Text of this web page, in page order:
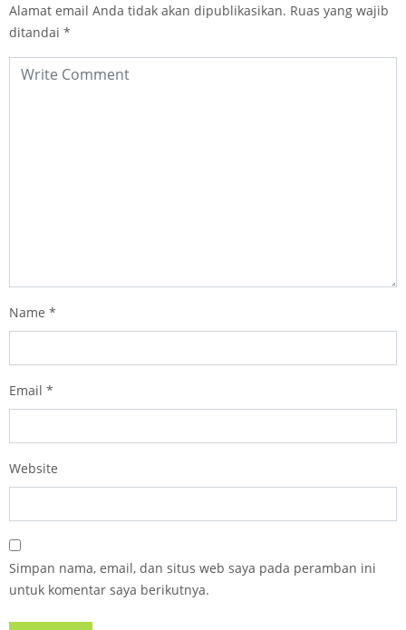
Alamat email Anda tidak akan dipublikasikan. Ruas yang wajib
ditandai *
Name *
Email *
Website
Simpan nama, email, dan situs web saya pada peramban ini
untuk komentar saya berikutnya.